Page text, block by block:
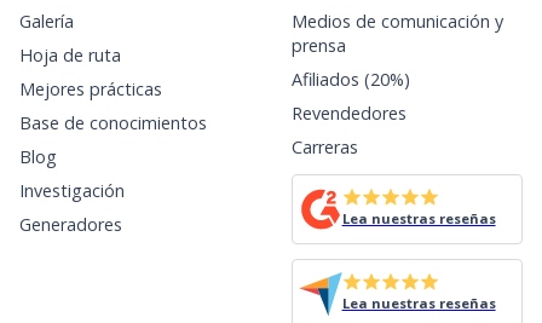
Galería
Hoja de ruta
Mejores prácticas
Base de conocimientos
Blog
Investigación
Generadores
Medios de comunicación y
prensa
Afiliados (20%)
Revendedores
Carreras
Lea nuestras reseñas
Lea nuestras reseñas